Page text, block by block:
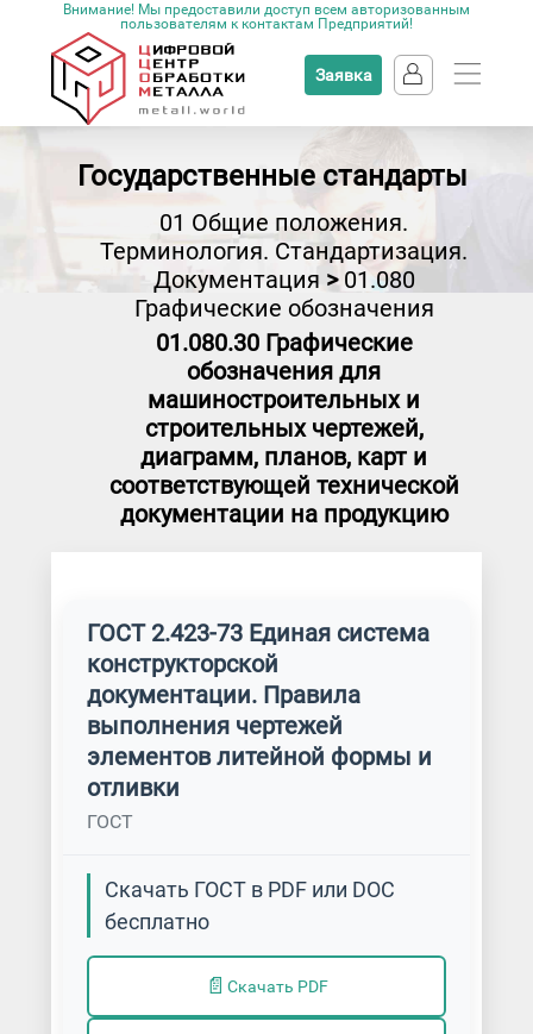
Внимание! Мы предоставили доступ всем авторизованным
пользователям к контактам Предприятий!
Заявка
Государственные стандарты
01 Общие положения.
Терминология. Стандартизация.
Документация > 01.080
Графические обозначения
01.080.30 Графические
обозначения для
машиностроительных и
строительных чертежей,
диаграмм, планов, карт и
соответствующей технической
документации на продукцию
ГОСТ 2.423-73 Единая система
конструкторской
документации. Правила
выполнения чертежей
элементов литейной формы и
отливки
ГОСТ
Скачать ГОСТ в PDF или DOC
бесплатно
📄 Скачать PDF